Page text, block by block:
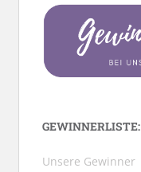
GEWINNERLISTE:
Unsere Gewinner